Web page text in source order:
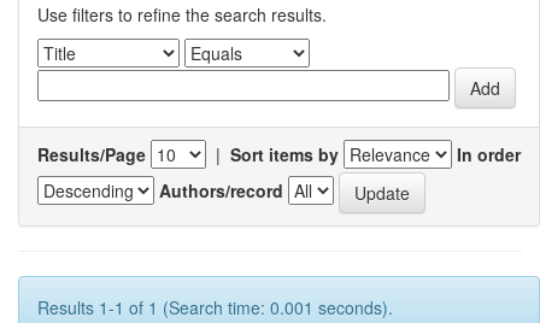
Use filters to refine the search results.
Results/Page | Sort items by
In order
Authors/record
Results 1-1 of 1 (Search time: 0.001 seconds).